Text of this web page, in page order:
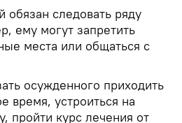
следовать ряду
ему могут запретить
места или общаться с
осужденного приходить
время, устроиться на
пройти курс лечения от